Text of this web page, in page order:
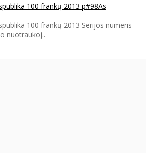
100 frankų 2013 p#98As
100 frankų 2013 Serijos numeris
nuotraukoj..